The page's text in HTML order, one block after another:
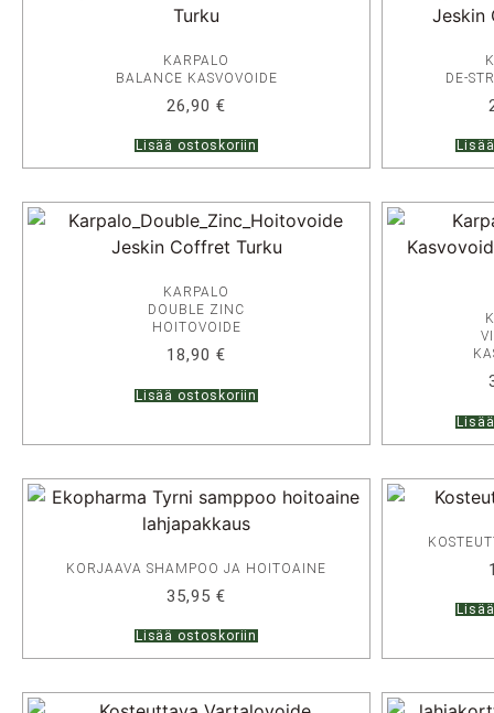
KARPALO
BALANCE KASVOVOIDE
26,90 €
Lisää ostoskoriin
DE-
KARPALO
DOUBLE ZINC
HOITOVOIDE
18,90 €
Lisää ostoskoriin
KORJAAVA SHAMPOO JA HOITOAINE
35,95 €
Lisää ostoskoriin